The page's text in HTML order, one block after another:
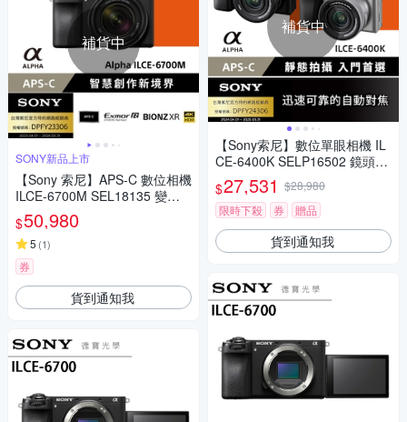
補貨中
SONY新品上市
【Sony 索尼】APS-C 數位相機
ILCE-6700M SEL18135 變焦
鏡組 (公司貨 保固18+6個月)
$50,980
5 (1)
券
貨到通知我
補貨中
【Sony索尼】數位單眼相機 IL
CE-6400K SELP16502 鏡頭組
(公司貨 保固18+6個月)
$27,531 $28,980
限時下殺
券 贈品
貨到通知我